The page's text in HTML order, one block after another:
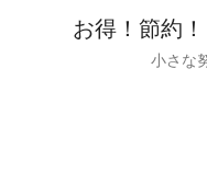
お得！節約
小さな